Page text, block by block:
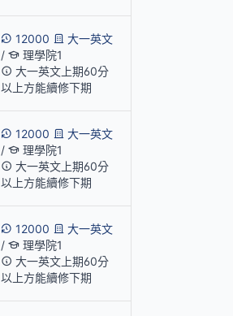
12000
大一英文
/
理學院1
大一英文上期60分
以上方能續修下期
12000
大一英文
/
理學院1
大一英文上期60分
以上方能續修下期
12000
大一英文
/
理學院1
大一英文上期60分
以上方能續修下期